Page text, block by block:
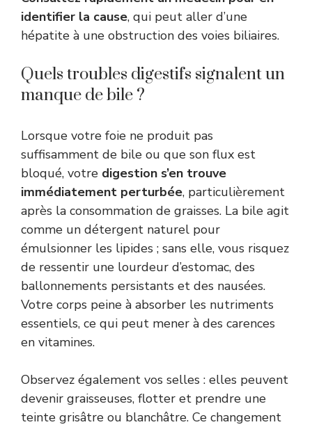
identifier la cause, qui peut aller d’une
hépatite à une obstruction des voies biliaires.
Quels troubles digestifs signalent un
manque de bile ?
Lorsque votre foie ne produit pas
suffisamment de bile ou que son flux est
bloqué, votre digestion s’en trouve
immédiatement perturbée, particulièrement
après la consommation de graisses. La bile agit
comme un détergent naturel pour
émulsionner les lipides ; sans elle, vous risquez
de ressentir une lourdeur d’estomac, des
ballonnements persistants et des nausées.
Votre corps peine à absorber les nutriments
essentiels, ce qui peut mener à des carences
en vitamines.
Observez également vos selles : elles peuvent
devenir graisseuses, flotter et prendre une
teinte grisâtre ou blanchâtre. Ce changement